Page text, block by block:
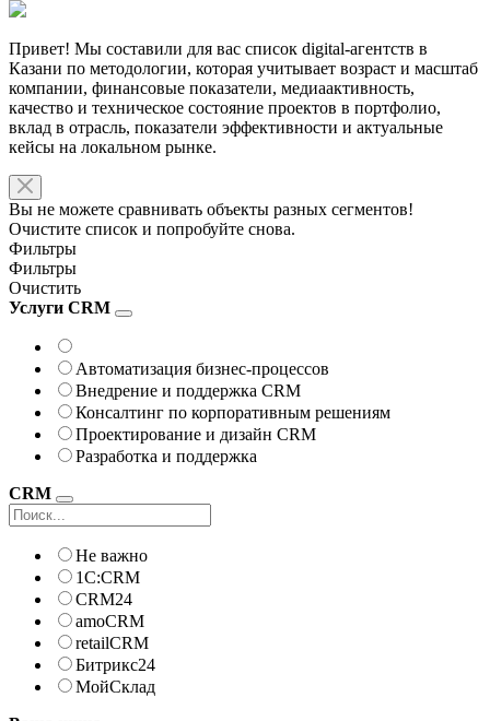
Привет! Мы составили для вас список digital-агентств в
Казани по методологии, которая учитывает возраст и масштаб
компании, финансовые показатели, медиаактивность,
качество и техническое состояние проектов в портфолио,
вклад в отрасль, показатели эффективности и актуальные
кейсы на локальном рынке.
Вы не можете сравнивать объекты разных сегментов!
Очистите список и попробуйте снова.
Фильтры
Фильтры
Очистить
Услуги CRM
Автоматизация бизнес-процессов
Внедрение и поддержка CRM
Консалтинг по корпоративным решениям
Проектирование и дизайн CRM
Разработка и поддержка
CRM
Не важно
1С:CRM
CRM24
amoCRM
retailCRM
Битрикс24
МойСклад